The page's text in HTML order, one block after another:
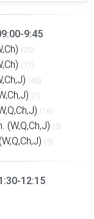
9:45
(35)
(17)
(45)
(7)
(16)
(W,Q,Ch,J) (3)
(3)
12:15